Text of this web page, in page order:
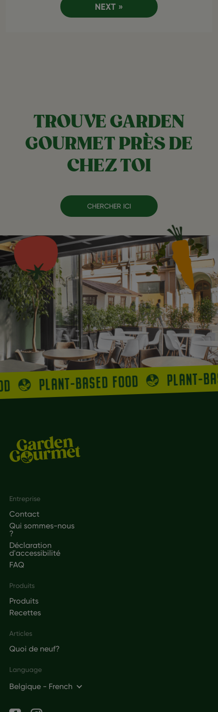
NEXT »
TROUVE GARDEN
GOURMET PRÈS DE
CHEZ TOI
CHERCHER ICI
PLANT-BASED FOOD PLANT-
Footer
Entreprise
Contact
Qui sommes-nous
?
Déclaration
d'accessibilité
FAQ
Produits
Produits
Recettes
Articles
Quoi de neuf?
Language
Belgique - French